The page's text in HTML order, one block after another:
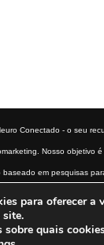
Conectado - o seu
Nosso objetivo
em pesquisas
de marketing.
para oferecer a
site.
sobre quais